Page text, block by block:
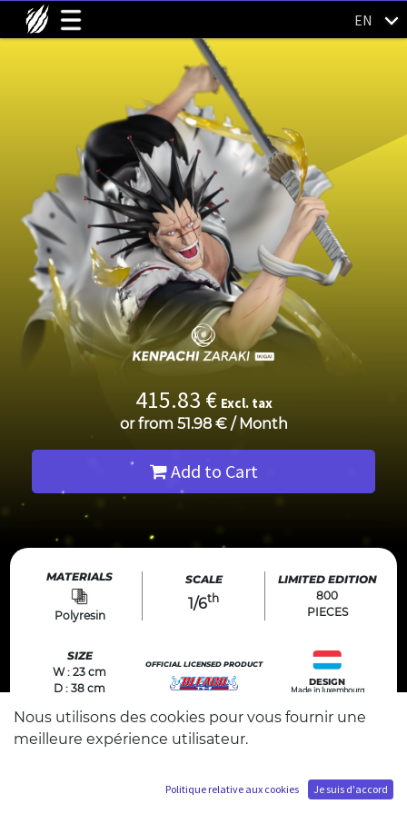
EN
415.83 € Excl. tax
or from 51.98€ / Month
Add to Cart
MATERIALS
Polyresin
SCALE
1/6th
LIMITED EDITION
800
PIECES
SIZE
W : 23 cm
D : 38 cm
OFFICIAL LICENSED PRODUCT
DESIGN
Made in luxembourg
Nous utilisons des cookies pour vous fournir une
meilleure expérience utilisateur.
Politique relative aux cookies Je suis d'accord